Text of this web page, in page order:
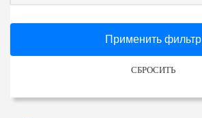
Применить фильтр
СБРОСИТЬ